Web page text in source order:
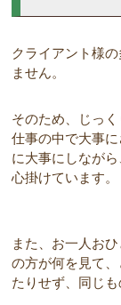
クライアント様
ません。
そのため、じっ
仕事の中で大事
に大事にしなが
心掛けています。
また、お一人お
の方が何を見て
たりせず、同じ